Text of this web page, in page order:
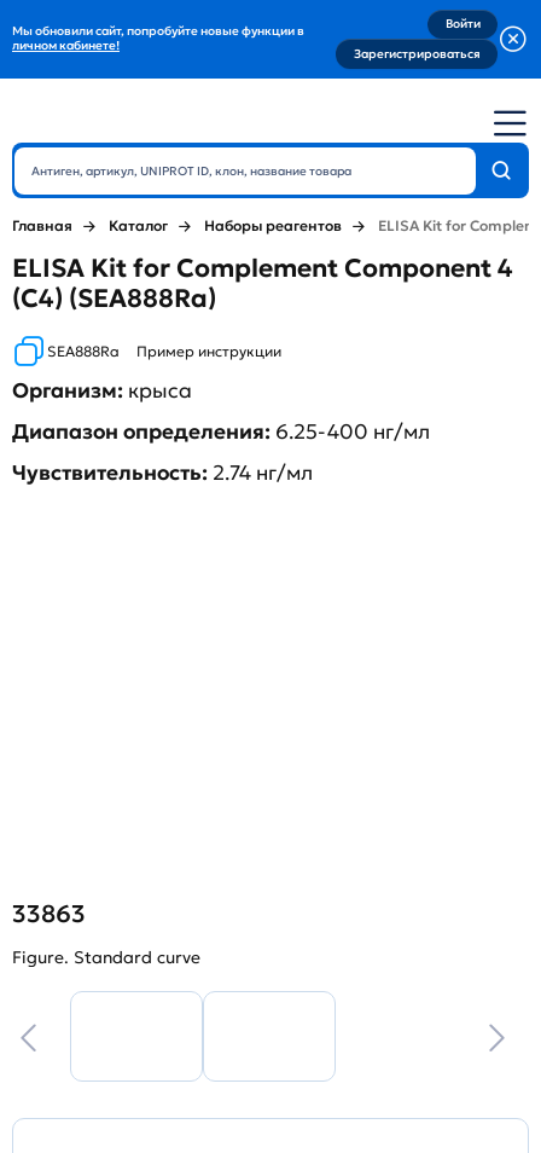
Мы обновили сайт, попробуйте новые функции в
личном кабинете!
Войти
Зарегистрироваться
Главная Каталог Наборы реагентов ELISA Kit for
ELISA Kit for Complement Component 4
(C4) (SEA888Ra)
SEA888Ra Пример инструкции
Организм: крыса
Диапазон определения: 6.25-400 нг/мл
Чувствительность: 2.74 нг/мл
33863
Figure. Standard curve